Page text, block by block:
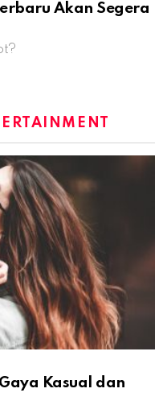
Akan Segera
Kasual dan